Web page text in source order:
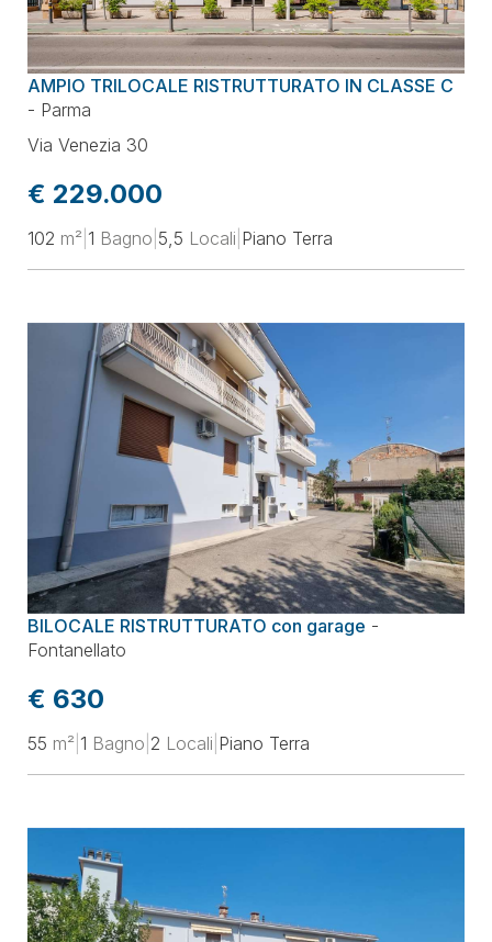
AMPIO TRILOCALE RISTRUTTURATO IN CLASSE C
- Parma
Via Venezia 30
€ 229.000
102 m² 1 Bagno 5,5 Locali Piano Terra
BILOCALE RISTRUTTURATO con garage -
Fontanellato
€ 630
55 m² 1 Bagno 2 Locali Piano Terra